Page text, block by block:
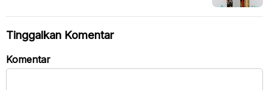
Lokal
Tinggalkan Komentar
Komentar